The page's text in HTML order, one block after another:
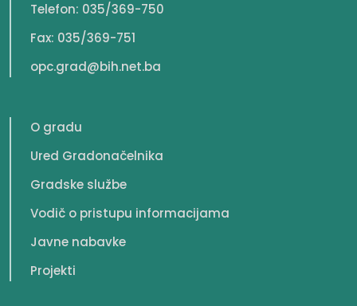
Telefon: 035/369-750
Fax: 035/369-751
opc.grad@bih.net.ba
O gradu
Ured Gradonačelnika
Gradske službe
Vodič o pristupu informacijama
Javne nabavke
Projekti